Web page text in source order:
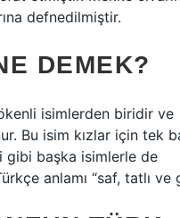
defnedilmiştir.
DEMEK?
isimlerden biridir ve
Bu isim kızlar için tek
gibi başka isimlerle de
anlamı “saf, tatlı ve